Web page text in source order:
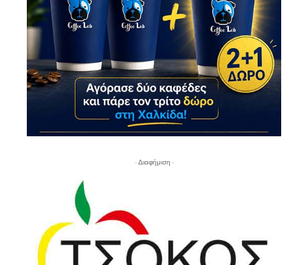
- Διαφήμιση -